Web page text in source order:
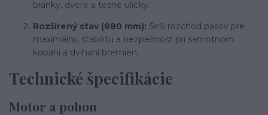
bránky, dvere a tesné uličky.
Rozšírený stav (880 mm): Širší rozchod pásov pre
maximálnu stabilitu a bezpečnosť pri samotnom
kopaní a dvíhaní bremien.
Technické špecifikácie
Motor a pohon